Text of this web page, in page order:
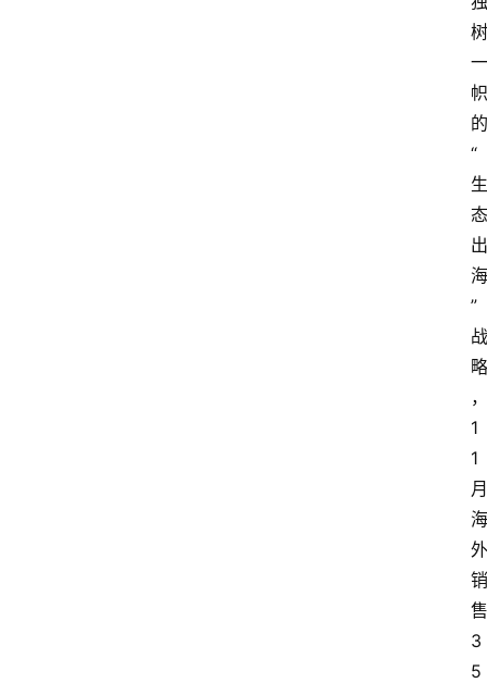
树
一
帜
的
“
生
态
出
海
”
战
略
，
1
1
月
海
外
销
售
3
5